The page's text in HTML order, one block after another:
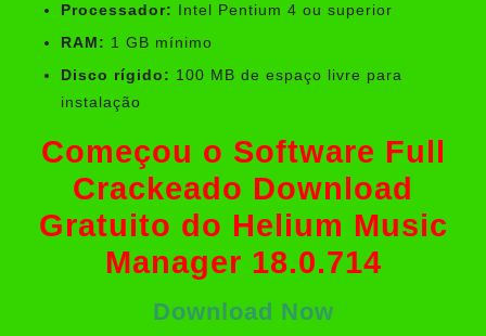
Processador: Intel Pentium 4 ou superior
RAM: 1 GB mínimo
Disco rígido: 100 MB de espaço livre para
instalação
Começou o Software Full
Crackeado Download
Gratuito do Helium Music
Manager 18.0.714
Download Now